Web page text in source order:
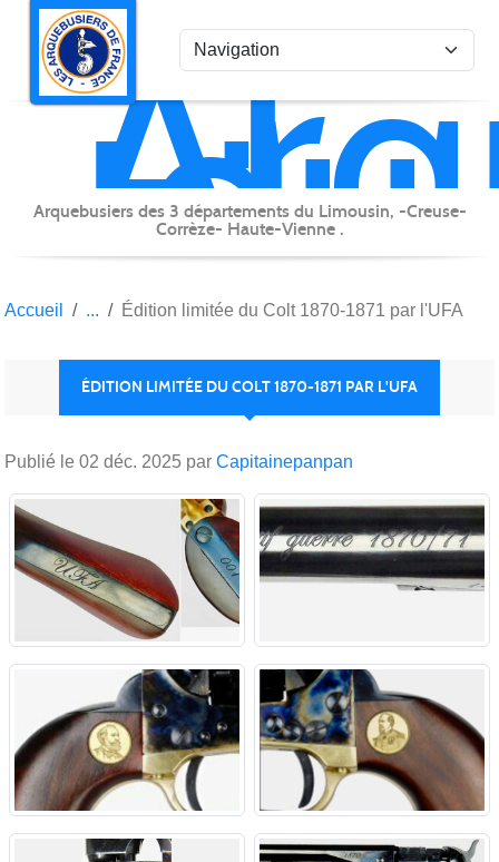
du
Arquebusiers des 3 départements du Limousin, -Creuse-
Corrèze- Haute-Vienne .
Accueil Édition limitée du Colt 1870-1871 par l'UFA
ÉDITION LIMITÉE DU COLT 1870-1871 PAR L'UFA
Publié le 02 déc. 2025 par Capitainepanpan
Panneau de gestion des cookies